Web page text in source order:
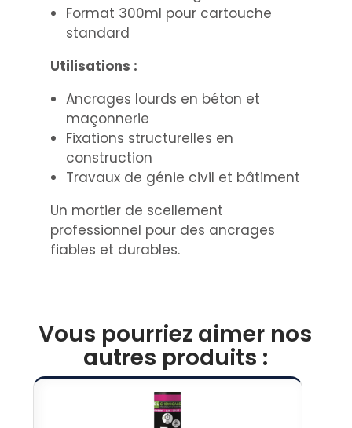
Format 300ml pour cartouche
standard
Utilisations :
Ancrages lourds en béton et
maçonnerie
Fixations structurelles en
construction
Travaux de génie civil et bâtiment
Un mortier de scellement
professionnel pour des ancrages
fiables et durables.
Vous pourriez aimer nos
autres produits :